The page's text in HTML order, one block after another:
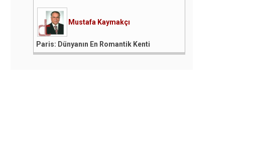
Mustafa Kaymakçı
Paris: Dünyanın En Romantik Kenti